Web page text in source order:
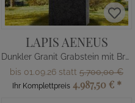
LAPIS AENEUS
Dunkler Granit Grabstein mit Bronze Ornament / Floral - Einzelgrab
bis 01.09.26 statt 5.700,00 €
Ihr Komplettpreis 4.987,50 € *